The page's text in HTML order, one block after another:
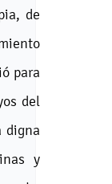
de
para
del
digna
y